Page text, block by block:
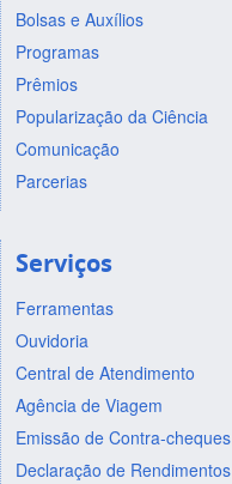
Bolsas e Auxílios
Programas
Prêmios
Popularização da Ciência
Comunicação
Parcerias
Serviços
Ferramentas
Ouvidoria
Central de Atendimento
Agência de Viagem
Emissão de Contra-cheques
Declaração de Rendimentos